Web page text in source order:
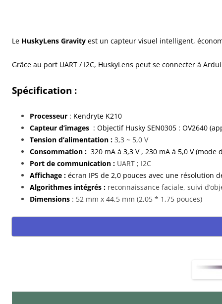
Le HuskyLens Gravity est un capteur visuel intelligent,
Grâce au port UART / I2C, HuskyLens peut se connecter à
Spécification :
Processeur : Kendryte K210
Capteur d’images : Objectif Husky SEN0305 : OV2640
Tension d’alimentation : 3,3 ~ 5,0 V
Consommation : 320 mA à 3,3 V , 230 mA à 5,0 V
Port de communication : UART ; I2C
Affichage : écran IPS de 2,0 pouces avec une résolution
Algorithmes intégrés : reconnaissance faciale, suivi
Dimensions : 52 mm x 44,5 mm (2,05 * 1,75 pouces)